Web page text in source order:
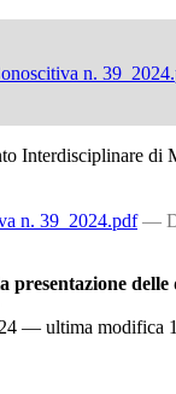
n.
Interdisciplinare di
n. 39_2024.pdf —
presentazione delle
— ultima modifica